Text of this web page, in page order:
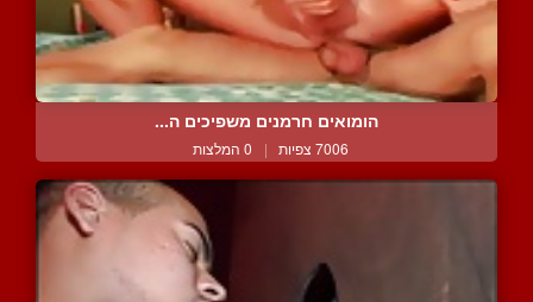
הומואים חרמנים משפיכים ה...
7006 צפיות | 0 המלצות